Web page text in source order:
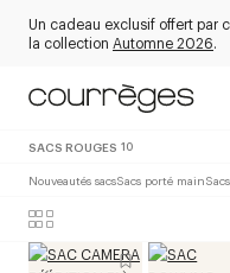
Un cadeau exclusif offert par
la collection Automne 2026.
SACS ROUGES 10
Nouveautés sacsSacs porté main